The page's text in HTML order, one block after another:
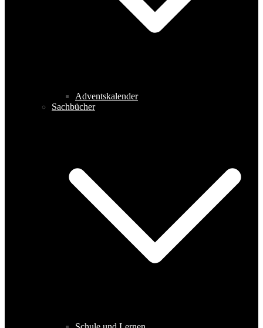
Adventskalender
Sachbücher